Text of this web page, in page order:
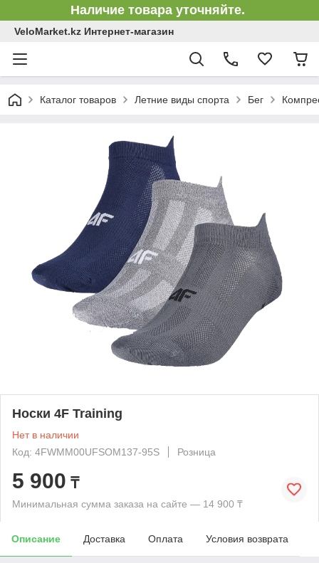
Наличие товара уточняйте.
VeloMarket.kz Интернет-магазин
Каталог товаров Летние виды спорта Бег
Носки 4F Training
Нет в наличии
Код: 4FWMM00UFSOM137-95S
Розница
5 900 ₸
Минимальная сумма заказа на сайте — 14 900 ₸
Описание Доставка Оплата Условия возврата